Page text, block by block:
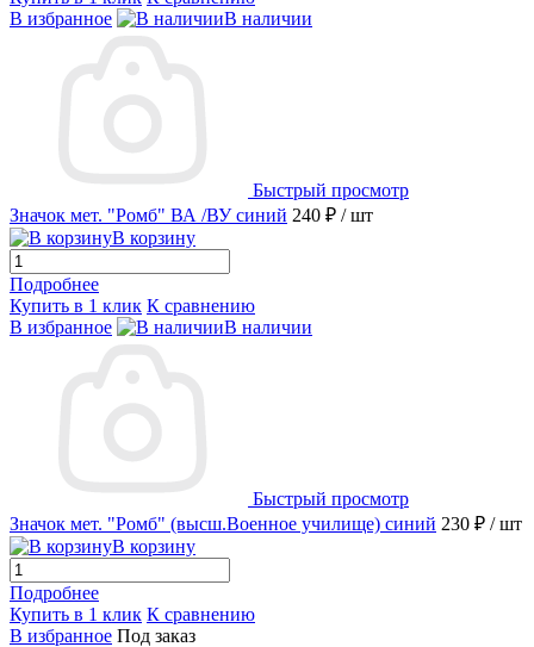
В избранное
В наличии
Быстрый просмотр
Значок мет. "Ромб" ВА /ВУ синий 240 ₽ / шт
В корзину
Подробнее
Купить в 1 клик К сравнению
В избранное
В наличии
Быстрый просмотр
Значок мет. "Ромб" (высш.Военное училище) синий 230 ₽ / шт
В корзину
Подробнее
Купить в 1 клик К сравнению
В избранное Под заказ